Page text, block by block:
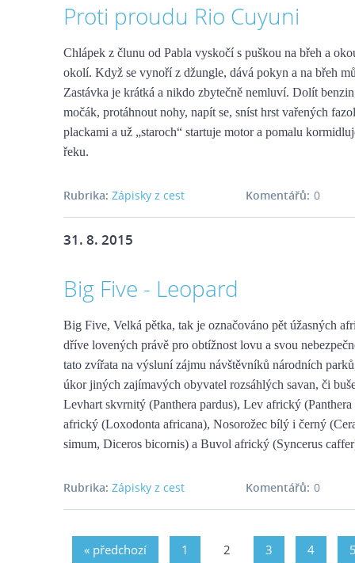
Proti proudu Rio Cuyuni
Chlápek z člunu od Pabla vyskočí s puškou na břeh a
okolí. Když se vynoří z džungle, dává pokyn a na břeh
Zastávka je krátká a nikdo zbytečně nemluví. Dolít
močák, protáhnout nohy, napít se, sníst hrst vařených
plackami a už „staroch“ startuje motor a pomalu
řeku.
Rubrika: Zápisky z cest 0
Komentářů:
31. 8. 2015
Big Five - Leopard
Big Five, Velká pětka, tak je označováno pět úžasných
dříve lovených právě pro obtížnost lovu a svou
tato zvířata na výsluní zájmu návštěvníků národních
úkor jiných zajímavých obyvatel rozsáhlých savan, či
Levhart skvrnitý (Panthera pardus), Lev africký
africký (Loxodonta africana), Nosorožec bílý i černý
simum, Diceros bicornis) a Buvol africký (Syncerus
Rubrika: Zápisky z cest 0
Komentářů:
« předchozí 1 2 3 4